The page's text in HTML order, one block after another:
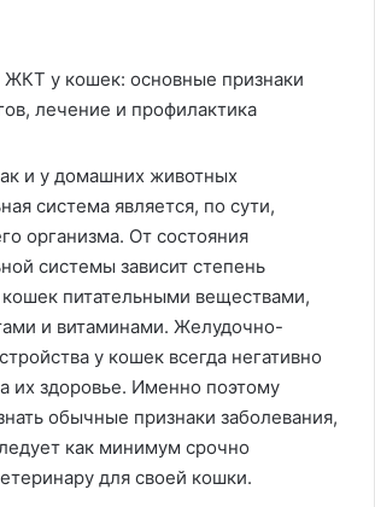
и у домашних животных
система является, по сути,
организма. От состояния
системы зависит степень
питательными веществами,
и витаминами. Желудочно-
у кошек всегда негативно
их здоровье. Именно поэтому
обычные признаки заболевания,
как минимум срочно
для своей кошки.